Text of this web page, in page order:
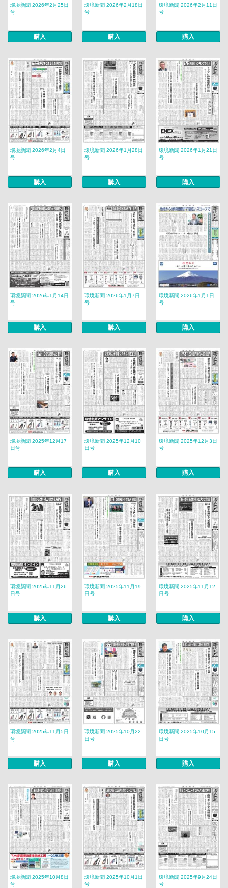
環境新聞 2026年2月25日
号
購入
環境新聞 2026年2月18日
号
購入
環境新聞 2026年2月11日
号
購入
環境新聞 2026年2月4日
号
購入
環境新聞 2026年1月28日
号
購入
環境新聞 2026年1月21日
号
購入
環境新聞 2026年1月14日
号
購入
環境新聞 2026年1月7日
号
購入
環境新聞 2026年1月1日
号
購入
環境新聞 2025年12月17
日号
購入
環境新聞 2025年12月10
日号
購入
環境新聞 2025年12月3日
号
購入
環境新聞 2025年11月26
日号
購入
環境新聞 2025年11月19
日号
購入
環境新聞 2025年11月12
日号
購入
環境新聞 2025年11月5日
号
購入
環境新聞 2025年10月22
日号
購入
環境新聞 2025年10月15
日号
購入
環境新聞 2025年10月8日
号
環境新聞 2025年10月1日
号
環境新聞 2025年9月24日
号